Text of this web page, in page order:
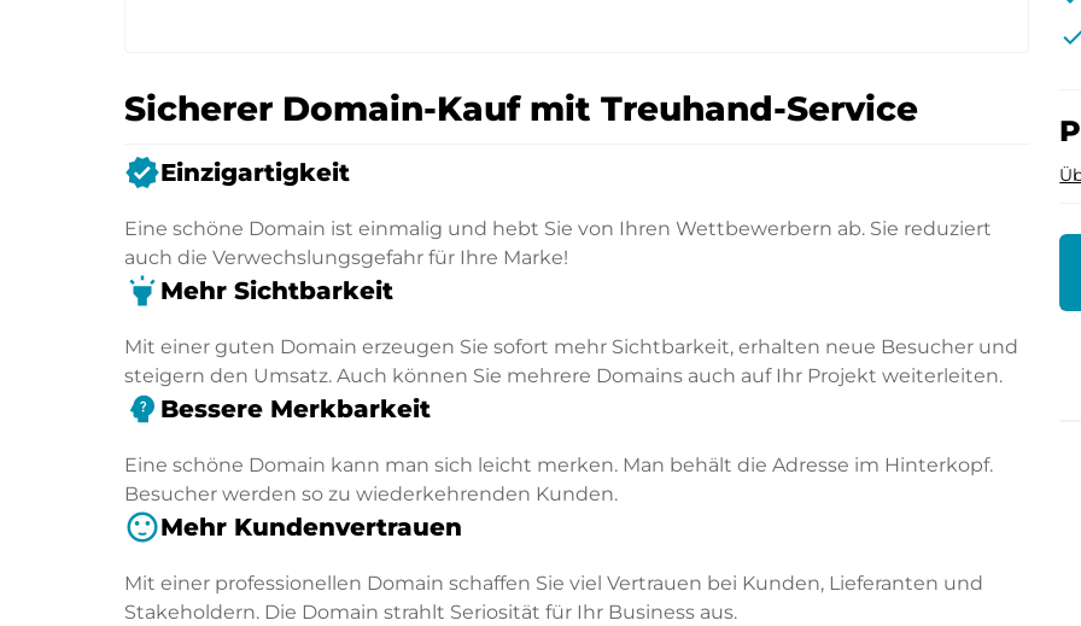
Sicherer Domain-Kauf mit Treuhand-Service
verifiedEinzigartigkeit
Eine schöne Domain ist einmalig und hebt Sie von Ihren Wettbewerbern ab. Sie reduziert
auch die Verwechslungsgefahr für Ihre Marke!
highlight Mehr Sichtbarkeit
Mit einer guten Domain erzeugen Sie sofort mehr Sichtbarkeit, erhalten neue Besucher und
steigern den Umsatz. Auch können Sie mehrere Domains auch auf Ihr Projekt weiterleiten.
psychology_alt Bessere Merkbarkeit
Eine schöne Domain kann man sich leicht merken. Man behält die Adresse im Hinterkopf.
Besucher werden so zu wiederkehrenden Kunden.
sentiment_satisfiedMehr Kundenvertrauen
Mit einer professionellen Domain schaffen Sie viel Vertrauen bei Kunden, Lieferanten und
Stakeholdern. Die Domain strahlt Seriosität für Ihr Business aus.